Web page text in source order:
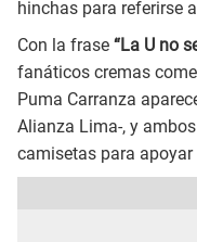
hinchas para referirse
Con la frase “La U no
fanáticos cremas
Puma Carranza
Alianza Lima-, y
camisetas para apoyar